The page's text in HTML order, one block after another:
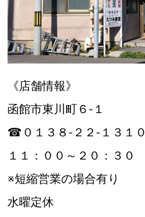
《店舗情報》
函館市東川町６‐１
☎０１３８‐２２‐１３１０
１１：００～２０：３０
※短縮営業の場合有り
水曜定休